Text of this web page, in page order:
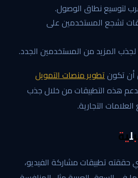
لتوسيع نطاق الوصول.
تشجع المستخدمين على
المزيد من المستخدمين الجدد.
أن تكونتطوير منصات التمويل
هذه التطبيقات من خلال جذب
التجارية.
حققته تطبيقات مشاركة الفيديو،